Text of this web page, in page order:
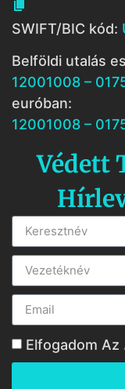

SWIFT/BIC kód:
Belföldi utalás
12001008 –
euróban:
12001008 –
Védett
Elfogadom Az